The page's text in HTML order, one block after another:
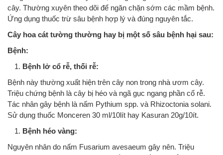
cây. Thường xuyên theo dõi để ngăn chặn sớm các mầm bệnh.
Ứng dụng thuốc trừ sâu bệnh hợp lý và đúng nguyên tắc.
Cây hoa cát tường thường hay bị một số sâu bệnh hại sau:
Bệnh:
Bệnh lở cổ rễ, thối rễ:
Bệnh này thường xuất hiện trên cây non trong nhà ươm cây.
Triệu chứng bệnh là cây bị héo và ngã gục ngang phần cổ rễ.
Tác nhân gây bệnh là nấm Pythium spp. và Rhizoctonia solani.
Sử dụng thuốc Monceren 30 ml/10lít hay Kasuran 20g/10ít.
Bệnh héo vàng:
Nguyên nhân do nấm Fusarium avesaeum gây nên. Triệu